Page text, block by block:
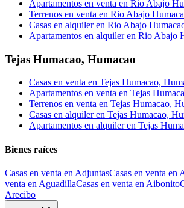
Apartamentos en venta en Rio Abajo
Terrenos en venta en Rio Abajo
Casas en alquiler en Rio Abajo
Apartamentos en alquiler en Rio Abajo
Tejas Humacao, Humacao
Casas en venta en Tejas Humacao,
Apartamentos en venta en Tejas
Terrenos en venta en Tejas Humacao,
Casas en alquiler en Tejas Humacao,
Apartamentos en alquiler en Tejas
Bienes raíces
Casas en venta en AdjuntasCasas en venta en
venta en AguadillaCasas en venta en Aibonito
Arecibo